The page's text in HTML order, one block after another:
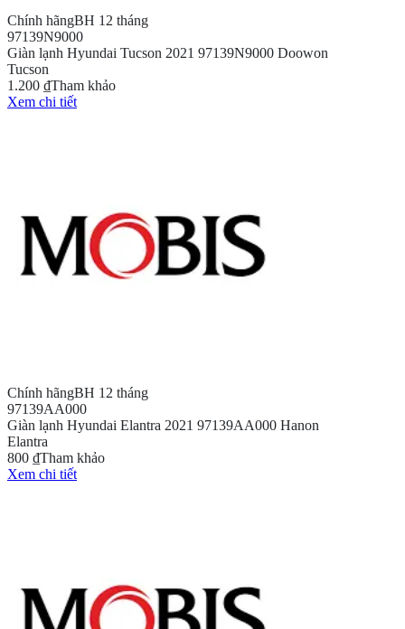
Chính hãngBH 12 tháng
97139N9000
Giàn lạnh Hyundai Tucson 2021 97139N9000 Doowon
Tucson
1.200 ₫Tham khảo
Xem chi tiết
Chính hãngBH 12 tháng
97139AA000
Giàn lạnh Hyundai Elantra 2021 97139AA000 Hanon
Elantra
800 ₫Tham khảo
Xem chi tiết